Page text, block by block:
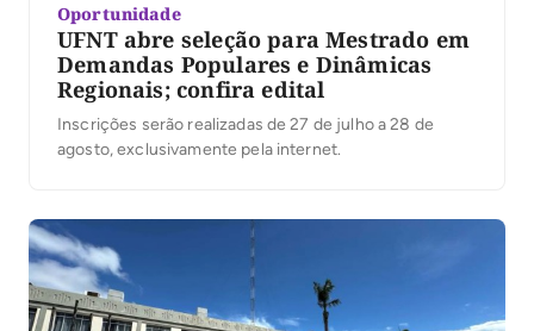
Oportunidade
UFNT abre seleção para Mestrado em
Demandas Populares e Dinâmicas
Regionais; confira edital
Inscrições serão realizadas de 27 de julho a 28 de
agosto, exclusivamente pela internet.